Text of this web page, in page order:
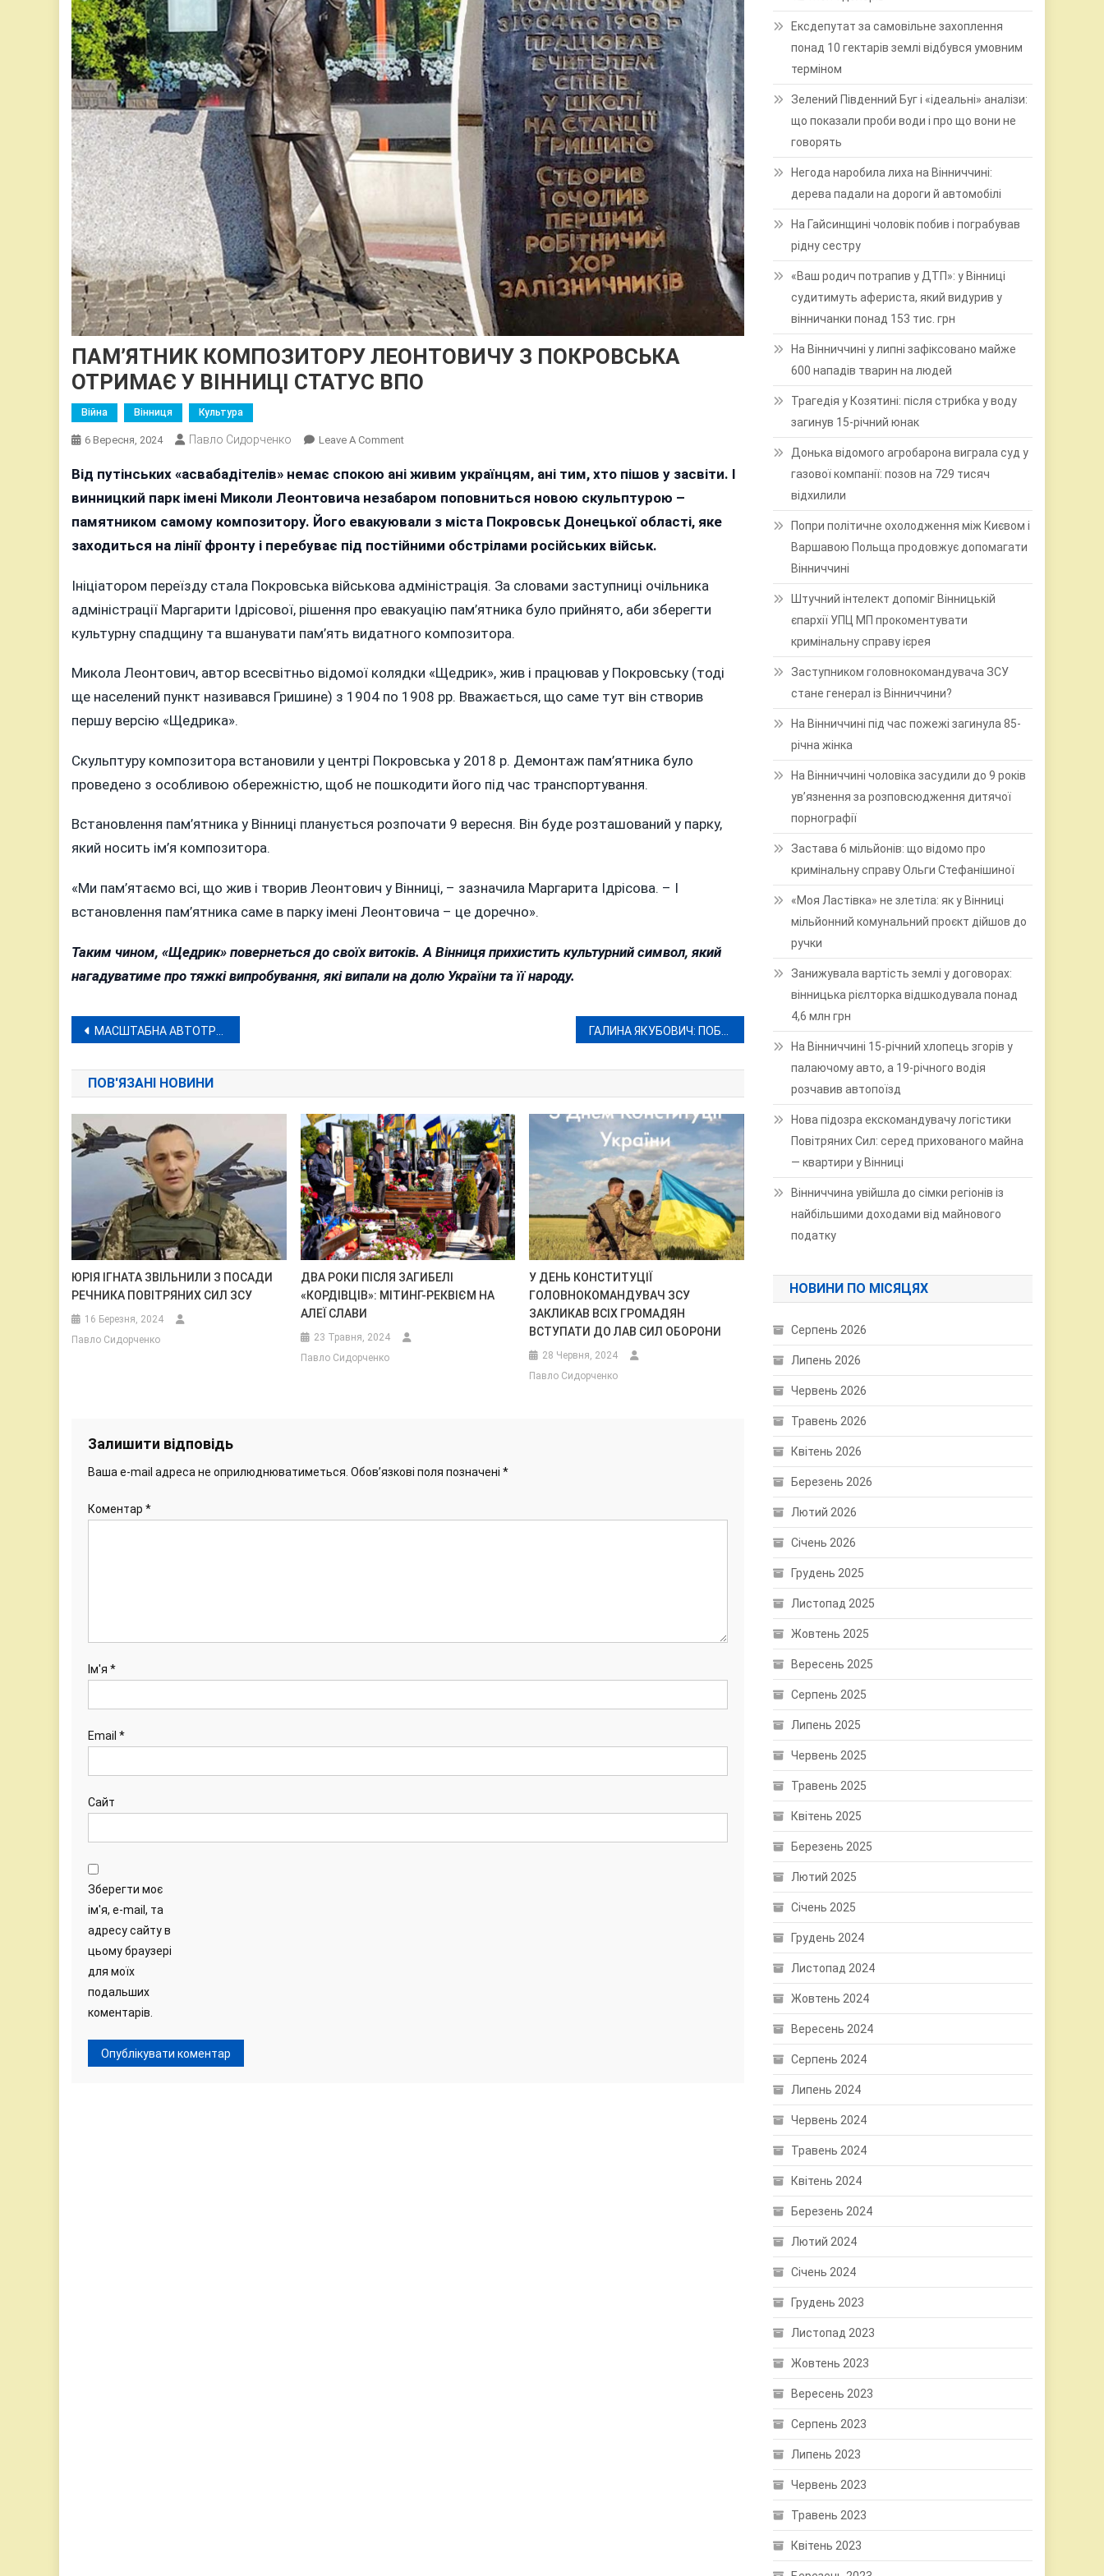
ПАМ’ЯТНИК КОМПОЗИТОРУ ЛЕОНТОВИЧУ З ПОКРОВСЬКА
ОТРИМАЄ У ВІННИЦІ СТАТУС ВПО
Війна Вінниця Культура
6 Вересня, 2024 Павло Сидорченко Leave A CommentOn
КОМПОЗИТОРУ
ЛЕОНТОВИЧУ
ОТРИМАЄ
ВІННИЦІ
СТАТУС
ВПО
Від путінських «асвабадітелів» немає спокою ані живим українцям, ані тим, хто пішов у засвіти. І
винницкий парк імені Миколи Леонтовича незабаром поповниться новою скульптурою –
памятником самому композитору. Його евакуювали з міста Покровськ Донецької області, яке
заходиться на лінії фронту і перебуває під постійними обстрілами російських військ.
Ініціатором переїзду стала Покровська військова адміністрація. За словами заступниці очільника
адміністрації Маргарити Ідрісової, рішення про евакуацію пам’ятника було прийнято, аби зберегти
культурну спадщину та вшанувати пам’ять видатного композитора.
Микола Леонтович, автор всесвітньо відомої колядки «Щедрик», жив і працював у Покровську (тоді
ще населений пункт називався Гришине) з 1904 по 1908 рр. Вважається, що саме тут він створив
першу версію «Щедрика».
Скульптуру композитора встановили у центрі Покровська у 2018 р. Демонтаж пам’ятника було
проведено з особливою обережністю, щоб не пошкодити його під час транспортування.
Встановлення пам’ятника у Вінниці планується розпочати 9 вересня. Він буде розташований у парку,
який носить ім’я композитора.
«Ми пам’ятаємо всі, що жив і творив Леонтович у Вінниці, – зазначила Маргарита Ідрісова. – І
встановлення пам’ятника саме в парку імені Леонтовича – це доречно».
Таким чином, «Щедрик» повернеться до своїх витоків. А Вінниця прихистить культурний символ, який
нагадуватиме про тяжкі випробування, які випали на долю України та її народу.
Навігація
записів
МАСШТАБНА АВТОТРОЩА У ВІННИЦІ: ЧОТИРИ ЛЕГКОВИКА НЕ РОЗМИНУЛИСЯ З ТРОЛЕЙБУСОМ
ПОВ'ЯЗАНІ НОВИНИ
ЮРІЯ ІГНАТА ЗВІЛЬНИЛИ З ПОСАДИ
РЕЧНИКА ПОВІТРЯНИХ СИЛ ЗСУ
16 Березня, 2024
Павло Сидорченко
ДВА РОКИ ПІСЛЯ ЗАГИБЕЛІ
«КОРДІВЦІВ»: МІТИНГ-РЕКВІЄМ НА
АЛЕЇ СЛАВИ
23 Травня, 2024
Павло Сидорченко
У ДЕНЬ КОНСТИТУЦІЇ
ГОЛОВНОКОМАНДУВАЧ ЗСУ
ЗАКЛИКАВ ВСІХ ГРОМАДЯН
ВСТУПАТИ ДО ЛАВ СИЛ ОБОРОНИ
28 Червня, 2024
Павло Сидорченко
Залишити відповідь
Ваша e-mail адреса не оприлюднюватиметься. Обов’язкові поля позначені *
Коментар *
Ім'я *
Email *
Сайт
Зберегти моє
ім'я, e-mail, та
адресу сайту в
цьому браузері
для моїх
подальших
коментарів.
Ексдепутат за самовільне захоплення
понад 10 гектарів землі відбувся умовним
терміном
Зелений Південний Буг і «ідеальні» аналізи:
що показали проби води і про що вони не
говорять
Негода наробила лиха на Вінниччині:
дерева падали на дороги й автомобілі
На Гайсинщині чоловік побив і пограбував
рідну сестру
«Ваш родич потрапив у ДТП»: у Вінниці
судитимуть афериста, який видурив у
вінничанки понад 153 тис. грн
На Вінниччині у липні зафіксовано майже
600 нападів тварин на людей
Трагедія у Козятині: після стрибка у воду
загинув 15-річний юнак
Донька відомого агробарона виграла суд у
газової компанії: позов на 729 тисяч
відхилили
Попри політичне охолодження між Києвом і
Варшавою Польща продовжує допомагати
Вінниччині
Штучний інтелект допоміг Вінницькій
єпархії УПЦ МП прокоментувати
кримінальну справу ієрея
Заступником головнокомандувача ЗСУ
стане генерал із Вінниччини?
На Вінниччині під час пожежі загинула 85-
річна жінка
На Вінниччині чоловіка засудили до 9 років
ув’язнення за розповсюдження дитячої
порнографії
Застава 6 мільйонів: що відомо про
кримінальну справу Ольги Стефанішиної
«Моя Ластівка» не злетіла: як у Вінниці
мільйонний комунальний проєкт дійшов до
ручки
Занижувала вартість землі у договорах:
вінницька рієлторка відшкодувала понад
4,6 млн грн
На Вінниччині 15-річний хлопець згорів у
палаючому авто, а 19-річного водія
розчавив автопоїзд
Нова підозра екскомандувачу логістики
Повітряних Сил: серед прихованого майна
— квартири у Вінниці
Вінниччина увійшла до сімки регіонів із
найбільшими доходами від майнового
податку
НОВИНИ ПО МІСЯЦЯХ
Серпень 2026
Липень 2026
Червень 2026
Травень 2026
Квітень 2026
Березень 2026
Лютий 2026
Січень 2026
Грудень 2025
Листопад 2025
Жовтень 2025
Вересень 2025
Серпень 2025
Липень 2025
Червень 2025
Травень 2025
Квітень 2025
Березень 2025
Лютий 2025
Січень 2025
Грудень 2024
Листопад 2024
Жовтень 2024
Вересень 2024
Серпень 2024
Липень 2024
Червень 2024
Травень 2024
Квітень 2024
Березень 2024
Лютий 2024
Січень 2024
Грудень 2023
Листопад 2023
Жовтень 2023
Вересень 2023
Серпень 2023
Липень 2023
Червень 2023
Травень 2023
Квітень 2023